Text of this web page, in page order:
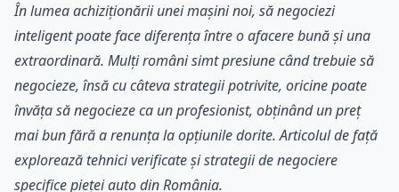
În lumea achiziționării unei mașini noi, să negociezi
inteligent poate face diferența între o afacere bună și una
extraordinară. Mulți români simt presiune când trebuie să
negocieze, însă cu câteva strategii potrivite, oricine poate
învăța să negocieze ca un profesionist, obținând un preț
mai bun fără a renunța la opțiunile dorite. Articolul de față
explorează tehnici verificate și strategii de negociere
specifice pieței auto din România.